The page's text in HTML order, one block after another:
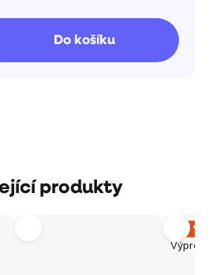
Do košíku
produkty
Výprodej
–32 %